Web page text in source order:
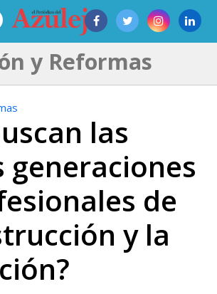
y Reformas
las
generaciones
de
y la